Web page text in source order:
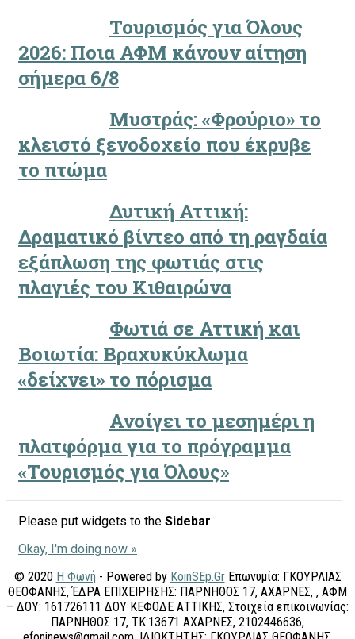
Τουρισμός για Όλους
2026: Ποια ΑΦΜ κάνουν αίτηση
σήμερα 6/8
Μυστράς: «Φρούριο» το
κλειστό ξενοδοχείο που έκρυβε
το πτώμα
Δυτική Αττική:
Δραματικό βίντεο από τη ραγδαία
εξάπλωση της φωτιάς στις
πλαγιές του Κιθαιρώνα
Φωτιά σε Αττική και
Βοιωτία: Βραχυκύκλωμα
«δείχνει» το πόρισμα
Ανοίγει το μεσημέρι η
πλατφόρμα για το πρόγραμμα
«Τουρισμός για Όλους»
Please put widgets to the Sidebar
Okay, I'm doing now »
© 2020 Η Φωνή - Powered by KoinSEp.GrΕπωνυμία: ΓΚΟΥΡΛΙΑΣ
ΘΕΟΦΑΝΗΣ, ΈΔΡΑ ΕΠΙΧΕΙΡΗΣΗΣ: ΠΑΡΝΗΘΟΣ 17, ΑΧΑΡΝΕΣ, , ΑΦΜ
– ΔΟΥ: 161726111 ΔΟΥ ΚΕΦΟΔΕ ΑΤΤΙΚΗΣ, Στοιχεία επικοινωνίας:
ΠΑΡΝΗΘΟΣ 17, ΤΚ:13671 ΑΧΑΡΝΕΣ, 2102446636,